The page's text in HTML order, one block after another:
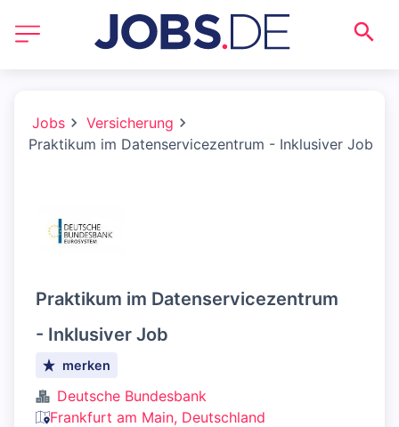
Jobs
Versicherung
Praktikum im Datenservicezentrum - Inklusiver Job
Praktikum im Datenservicezentrum
- Inklusiver Job
merken
Deutsche Bundesbank
Frankfurt am Main, Deutschland